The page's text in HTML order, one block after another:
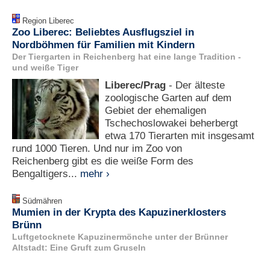
Region Liberec
Zoo Liberec: Beliebtes Ausflugsziel in
Nordböhmen für Familien mit Kindern
Der Tiergarten in Reichenberg hat eine lange Tradition -
und weiße Tiger
Liberec/Prag - Der älteste
zoologische Garten auf dem
Gebiet der ehemaligen
Tschechoslowakei beherbergt
etwa 170 Tierarten mit insgesamt
rund 1000 Tieren. Und nur im Zoo von
Reichenberg gibt es die weiße Form des
Bengaltigers... mehr ›
Südmähren
Mumien in der Krypta des Kapuzinerklosters
Brünn
Luftgetocknete Kapuzinermönche unter der Brünner
Altstadt: Eine Gruft zum Gruseln